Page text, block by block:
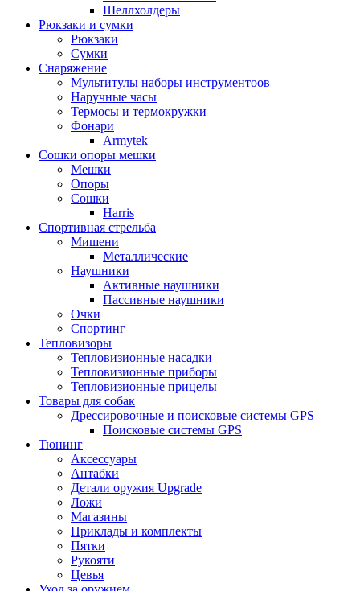
Шеллхолдеры
Рюкзаки и сумки
Рюкзаки
Сумки
Снаряжение
Мультитулы наборы инструментоов
Наручные часы
Термосы и термокружки
Фонари
Armytek
Сошки опоры мешки
Мешки
Опоры
Сошки
Harris
Спортивная стрельба
Мишени
Металлические
Наушники
Активные наушники
Пассивные наушники
Очки
Спортинг
Тепловизоры
Тепловизионные насадки
Тепловизионные приборы
Тепловизионные прицелы
Товары для собак
Дрессировочные и поисковые системы GPS
Поисковые системы GPS
Тюнинг
Аксессуары
Антабки
Детали оружия Upgrade
Ложи
Магазины
Приклады и комплекты
Пятки
Рукояти
Цевья